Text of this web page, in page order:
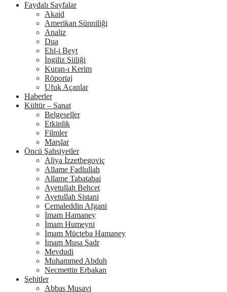
Faydalı Sayfalar
Akaid
Amerikan Sünniliği
Analiz
Dua
Ehl-i Beyt
İngiliz Şiiliği
Kuran-ı Kerim
Röportaj
Ufuk Açanlar
Haberler
Kültür – Sanat
Belgeseller
Etkinlik
Filmler
Marşlar
Öncü Şahsiyetler
Aliya İzzetbegoviç
Allame Fadlullah
Allame Tabatabai
Ayetullah Behcet
Ayetullah Sistani
Cemaleddin Afgani
İmam Hamaney
İmam Humeyni
İmam Mücteba Hamaney
İmam Musa Sadr
Mevdudi
Muhammed Abduh
Necmettin Erbakan
Şehitler
Abbas Musavi